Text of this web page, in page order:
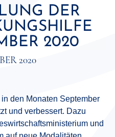
DER
2020
2020
den Monaten September
und verbessert. Dazu
und